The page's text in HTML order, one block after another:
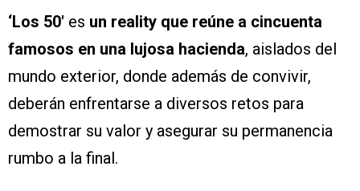
‘Los 50′ es un reality que reúne a cincuenta
famosos en una lujosa hacienda, aislados del
mundo exterior, donde además de convivir,
deberán enfrentarse a diversos retos para
demostrar su valor y asegurar su permanencia
rumbo a la final.